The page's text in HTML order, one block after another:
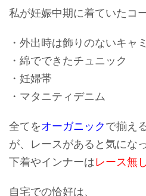
私が妊娠中期に着ていたコー
・外出時は飾りのないキャミ
・綿でできたチュニック
・妊婦帯
・マタニティデニム
全てをオーガニックで揃え
が、レースがあると気にな
下着やインナーはレース無し
自宅での恰好は、